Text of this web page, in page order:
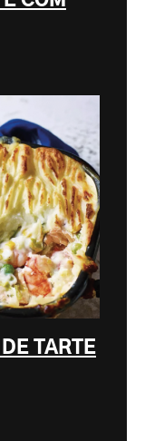
TARTE